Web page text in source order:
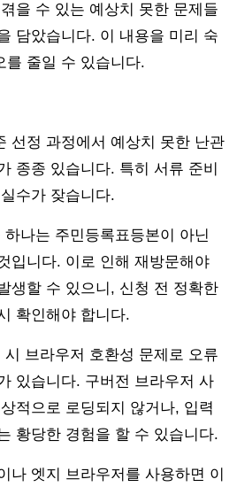
을 수 있는 예상치 못한 문제들
담았습니다. 이 내용을 미리 숙
를 줄일 수 있습니다.
선정 과정에서 예상치 못한 난관
종종 있습니다. 특히 서류 준비
수가 잦습니다.
나는 주민등록표등본이 아닌
입니다. 이로 인해 재방문해야
생할 수 있으니, 신청 전 정확한
확인해야 합니다.
브라우저 호환성 문제로 오류
있습니다. 구버전 브라우저 사
적으로 로딩되지 않거나, 입력
황당한 경험을 할 수 있습니다.
나 엣지 브라우저를 사용하면 이